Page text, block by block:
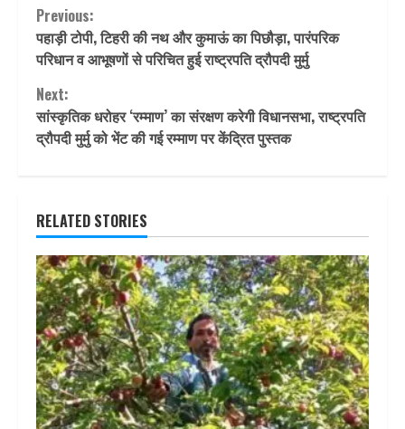
Continue
Reading
Previous:
पहाड़ी टोपी, टिहरी की नथ और कुमाऊं का पिछौड़ा, पारंपरिक
परिधान व आभूषणों से परिचित हुई राष्ट्रपति द्रौपदी मुर्मु
Next:
सांस्कृतिक धरोहर ‘रम्माण’ का संरक्षण करेगी विधानसभा, राष्ट्रपति
द्रौपदी मुर्मु को भेंट की गई रम्माण पर केंद्रित पुस्तक
RELATED STORIES